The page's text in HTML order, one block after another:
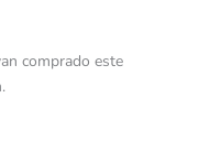
comprado este